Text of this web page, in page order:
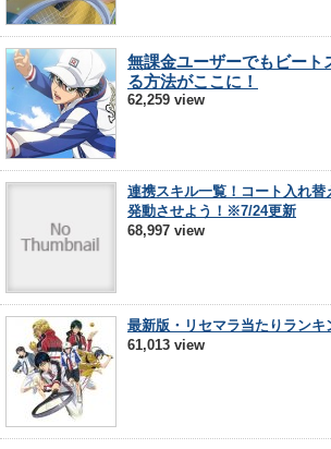
無課金ユーザーでもビート
る方法がここに！
62,259 view
連携スキル一覧！コート入れ
発動させよう！※7/24更新
68,997 view
最新版・リセマラ当たりラン
61,013 view